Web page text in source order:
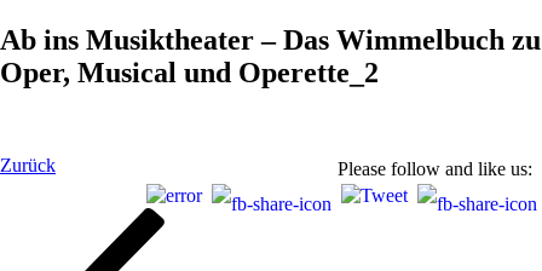
Ab ins Musiktheater – Das Wimmelbuch zu
Oper, Musical und Operette_2
Please follow and like us:
Beitragsnavigation
Vorheriger
Zurück